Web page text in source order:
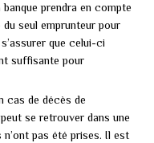
banque prendra en compte
seul emprunteur pour
que celui-ci
suffisante pour
cas de décès de
se retrouver dans une
pas été prises. Il est